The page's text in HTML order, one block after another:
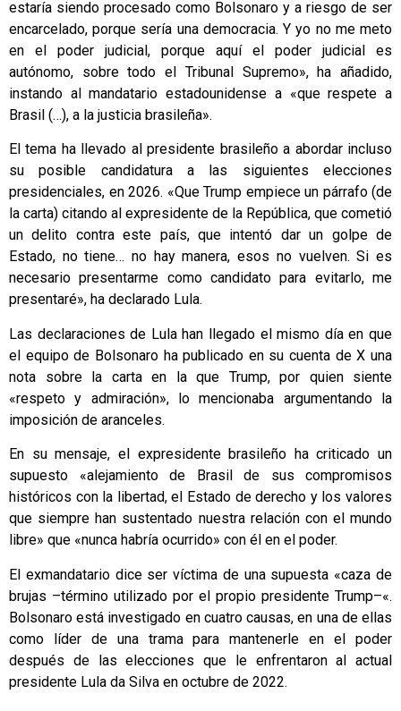
estaría siendo procesado como Bolsonaro y a riesgo de ser
encarcelado, porque sería una democracia. Y yo no me meto
en el poder judicial, porque aquí el poder judicial es
autónomo, sobre todo el Tribunal Supremo», ha añadido,
instando al mandatario estadounidense a «que respete a
Brasil (…), a la justicia brasileña».
El tema ha llevado al presidente brasileño a abordar incluso
su posible candidatura a las siguientes elecciones
presidenciales, en 2026. «Que Trump empiece un párrafo (de
la carta) citando al expresidente de la República, que cometió
un delito contra este país, que intentó dar un golpe de
Estado, no tiene… no hay manera, esos no vuelven. Si es
necesario presentarme como candidato para evitarlo, me
presentaré», ha declarado Lula.
Las declaraciones de Lula han llegado el mismo día en que
el equipo de Bolsonaro ha publicado en su cuenta de X una
nota sobre la carta en la que Trump, por quien siente
«respeto y admiración», lo mencionaba argumentando la
imposición de aranceles.
En su mensaje, el expresidente brasileño ha criticado un
supuesto «alejamiento de Brasil de sus compromisos
históricos con la libertad, el Estado de derecho y los valores
que siempre han sustentado nuestra relación con el mundo
libre» que «nunca habría ocurrido» con él en el poder.
El exmandatario dice ser víctima de una supuesta «caza de
brujas –término utilizado por el propio presidente Trump–«.
Bolsonaro está investigado en cuatro causas, en una de ellas
como líder de una trama para mantenerle en el poder
después de las elecciones que le enfrentaron al actual
presidente Lula da Silva en octubre de 2022.